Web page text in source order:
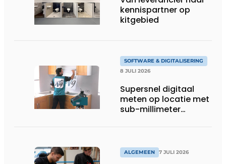
kennispartner op
kitgebied
SOFTWARE & DIGITALISERING
8 JULI 2026
Supersnel digitaal
meten op locatie met
sub-millimeter
ALGEMEEN 7 JULI 2026